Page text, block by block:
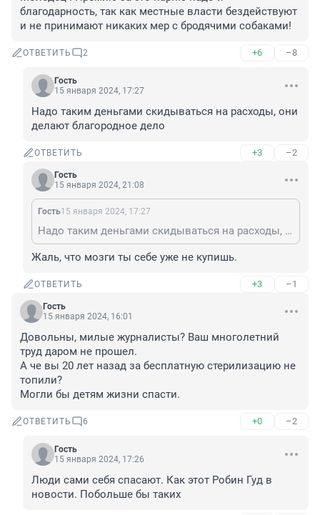
благодарность, так как местные власти бездействуют
и не принимают никаких мер с бродячими собаками!
ОТВЕТИТЬ 2 +6 –8
Гость
15 января 2024, 17:27
Надо таким деньгами скидываться на расходы, они
делают благородное дело
ОТВЕТИТЬ +3 –2
Гость
15 января 2024, 21:08
Гость15 января 2024, 17:27
Надо таким деньгами скидываться на расходы, они делают благородное дело
Жаль, что мозги ты себе уже не купишь.
ОТВЕТИТЬ +3 –1
Гость
15 января 2024, 16:01
Довольны, милые журналисты? Ваш многолетний
труд даром не прошел.
А че вы 20 лет назад за бесплатную стерилизацию не
топили?
Могли бы детям жизни спасти.
ОТВЕТИТЬ 6 +0 –2
Гость
15 января 2024, 17:26
Люди сами себя спасают. Как этот Робин Гуд в
новости. Побольше бы таких